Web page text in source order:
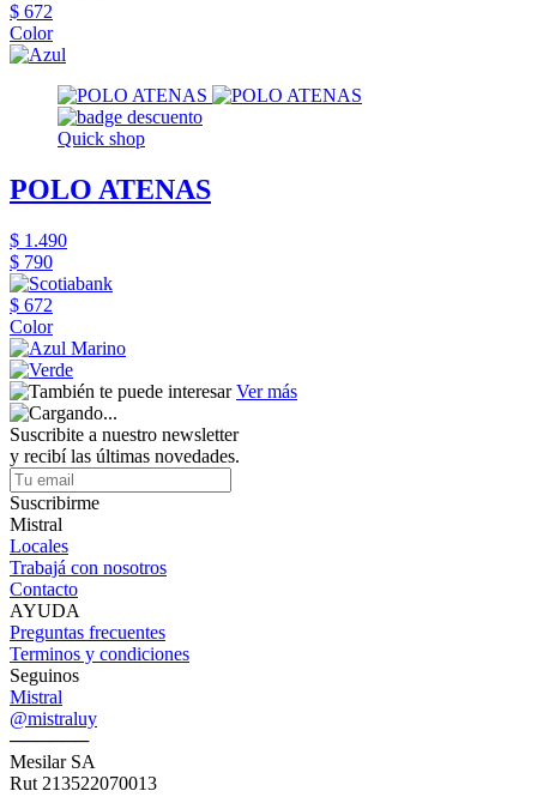
$ 672
Color
Quick shop
POLO ATENAS
$ 1.490
$ 790
$ 672
Color
Ver más
Suscribite a nuestro newsletter
y recibí las últimas novedades.
Suscribirme
Mistral
Locales
Trabajá con nosotros
Contacto
AYUDA
Preguntas frecuentes
Terminos y condiciones
Seguinos
Mistral
@mistraluy
──────
Mesilar SA
Rut 213522070013